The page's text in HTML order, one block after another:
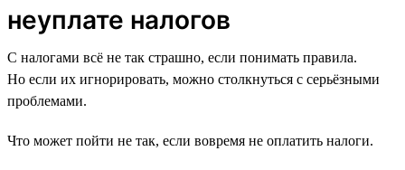
неуплате налогов
С налогами всё не так страшно, если понимать правила.
Но если их игнорировать, можно столкнуться с серьёзными
проблемами.
Что может пойти не так, если вовремя не оплатить налоги.